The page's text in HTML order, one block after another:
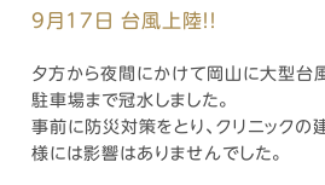
9月17日 台風上陸！！
夕方から夜間にかけて岡山に大型台
駐車場まで冠水しました。
事前に防災対策をとり、クリニック
様には影響はありませんでした。